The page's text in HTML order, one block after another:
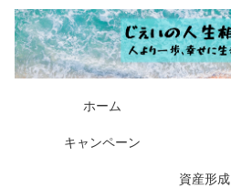
ホーム
キャンペーン
資産形成